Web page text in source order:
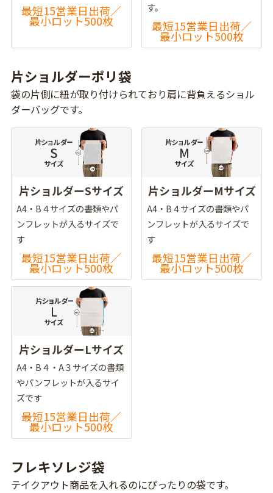
最短15営業日出荷／
最小ロット500枚
す。
最短15営業日出荷／
最小ロット500枚
片ショルダーポリ袋
袋の片側に紐が取り付けられており肩に背負えるショル
ダーバッグです。
片ショルダーSサイズ
A4・B４サイズの書類やパ
ンフレットが入るサイズで
す
最短15営業日出荷／
最小ロット500枚
片ショルダーMサイズ
A4・B４サイズの書類やパ
ンフレットが入るサイズで
す
最短15営業日出荷／
最小ロット500枚
片ショルダーLサイズ
A4・B４・A３サイズの書類
やパンフレットが入るサイ
ズです
最短15営業日出荷／
最小ロット500枚
フレキソレジ袋
テイクアウト商品を入れるのにぴったりの袋です。